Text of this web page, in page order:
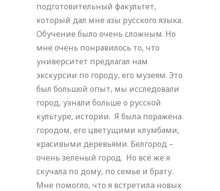
подготовительный факультет,
который дал мне азы русского языка.
Обучение было очень сложным. Но
мне очень понравилось то, что
университет предлагал нам
экскурсии по городу, его музеям. Это
был большой опыт, мы исследовали
город, узнали больше о русской
культуре, истории. Я былa поражена
городом, его цветущими клумбами,
красивыми деревьями. Белгород –
очень зелёный город. Но всё же я
скучалa по дому, по семье и брату.
Мне помогло, что я встретилa новых